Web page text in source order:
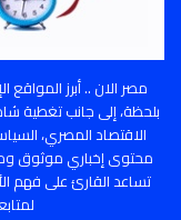
مصر الان .. أبرز المواقع
بلحظة، إلى جانب تغطية
الاقتصاد المصري،
محتوى إخباري موثوق
تساعد القارئ على فهم